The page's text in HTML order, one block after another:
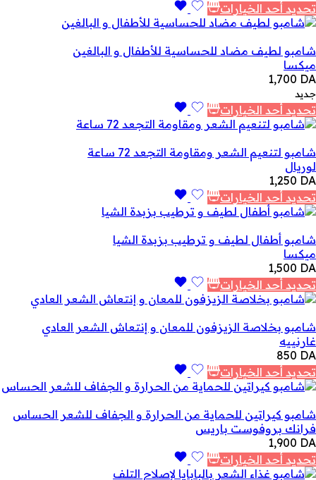
تحديد أحد الخيارات
شامبو لطيف مضاد للحساسية للأطفال و البالغين
ميكسا
1,700 DA
جديد
تحديد أحد الخيارات
شامبو لتنعيم الشعر ومقاومة التجعد 72 ساعة
لوريال
1,250 DA
تحديد أحد الخيارات
شامبو أطفال لطيف و ترطيب بزبدة الشيا
ميكسا
1,500 DA
تحديد أحد الخيارات
شامبو بخلاصة الزيزفون للمعان و إنتعاش الشعر العادي
غارنييه
850 DA
تحديد أحد الخيارات
شامبو كيراتين للحماية من الحرارة و الجفاف للشعر الحساس
فرانك بروفوست باريس
1,900 DA
تحديد أحد الخيارات